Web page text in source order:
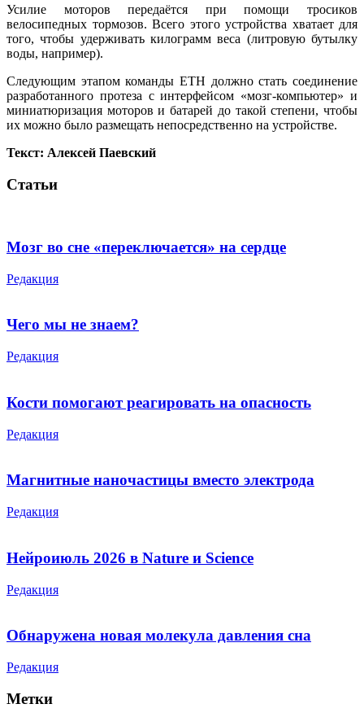
Усилие моторов передаётся при помощи тросиков
велосипедных тормозов. Всего этого устройства хватает для
того, чтобы удерживать килограмм веса (литровую бутылку
воды, например).
Следующим этапом команды ETH должно стать соединение
разработанного протеза с интерфейсом «мозг-компьютер» и
миниатюризация моторов и батарей до такой степени, чтобы
их можно было размещать непосредственно на устройстве.
Текст: Алексей Паевский
Статьи
Мозг во сне «переключается» на сердце
Редакция
Чего мы не знаем?
Редакция
Кости помогают реагировать на опасность
Редакция
Магнитные наночастицы вместо электрода
Редакция
Нейроиюль 2026 в Nature и Science
Редакция
Обнаружена новая молекула давления сна
Редакция
Метки